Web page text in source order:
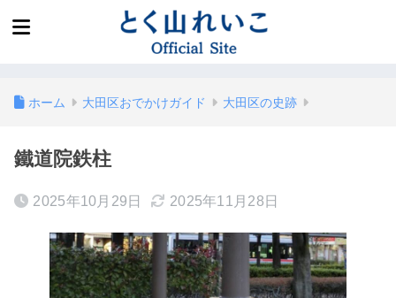
ホーム 大田区おでかけガイド 大田区の史跡
鐵道院鉄柱
2025年10月29日 2025年11月28日